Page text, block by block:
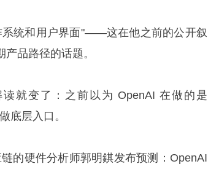
系统和用户界面"——这在他之前的公开叙
品路径的话题。
就变了：之前以为 OpenAI 在做的是
底层入口。
的硬件分析师郭明錤发布预测：OpenAI